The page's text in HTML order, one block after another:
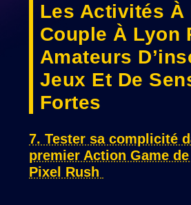
Les Activités À
Couple À Lyon
Amateurs
Jeux Et De
Fortes
7. Tester sa complicité
premier Action Game
Pixel Rush